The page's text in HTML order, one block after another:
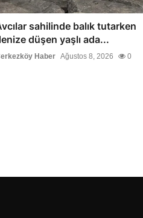
sahilinde balık tutarken
düşen yaşlı ada...
Haber Ağustos 8, 2026 0